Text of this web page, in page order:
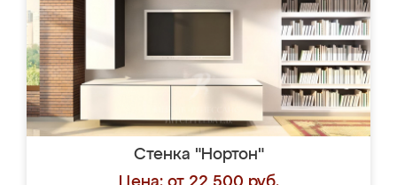
Стенка "Нортон"